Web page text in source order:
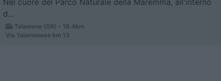
Nel cuore del Parco Naturale della Maremma, all'interno
d...
Talamone (GR) - 19.4km
Via Talamonese km 13